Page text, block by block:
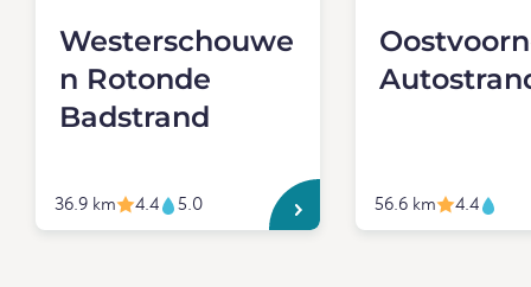
Westerschouwe
n Rotonde
Badstrand
36.9 km 4.4 5.0 56.6 km 4.4